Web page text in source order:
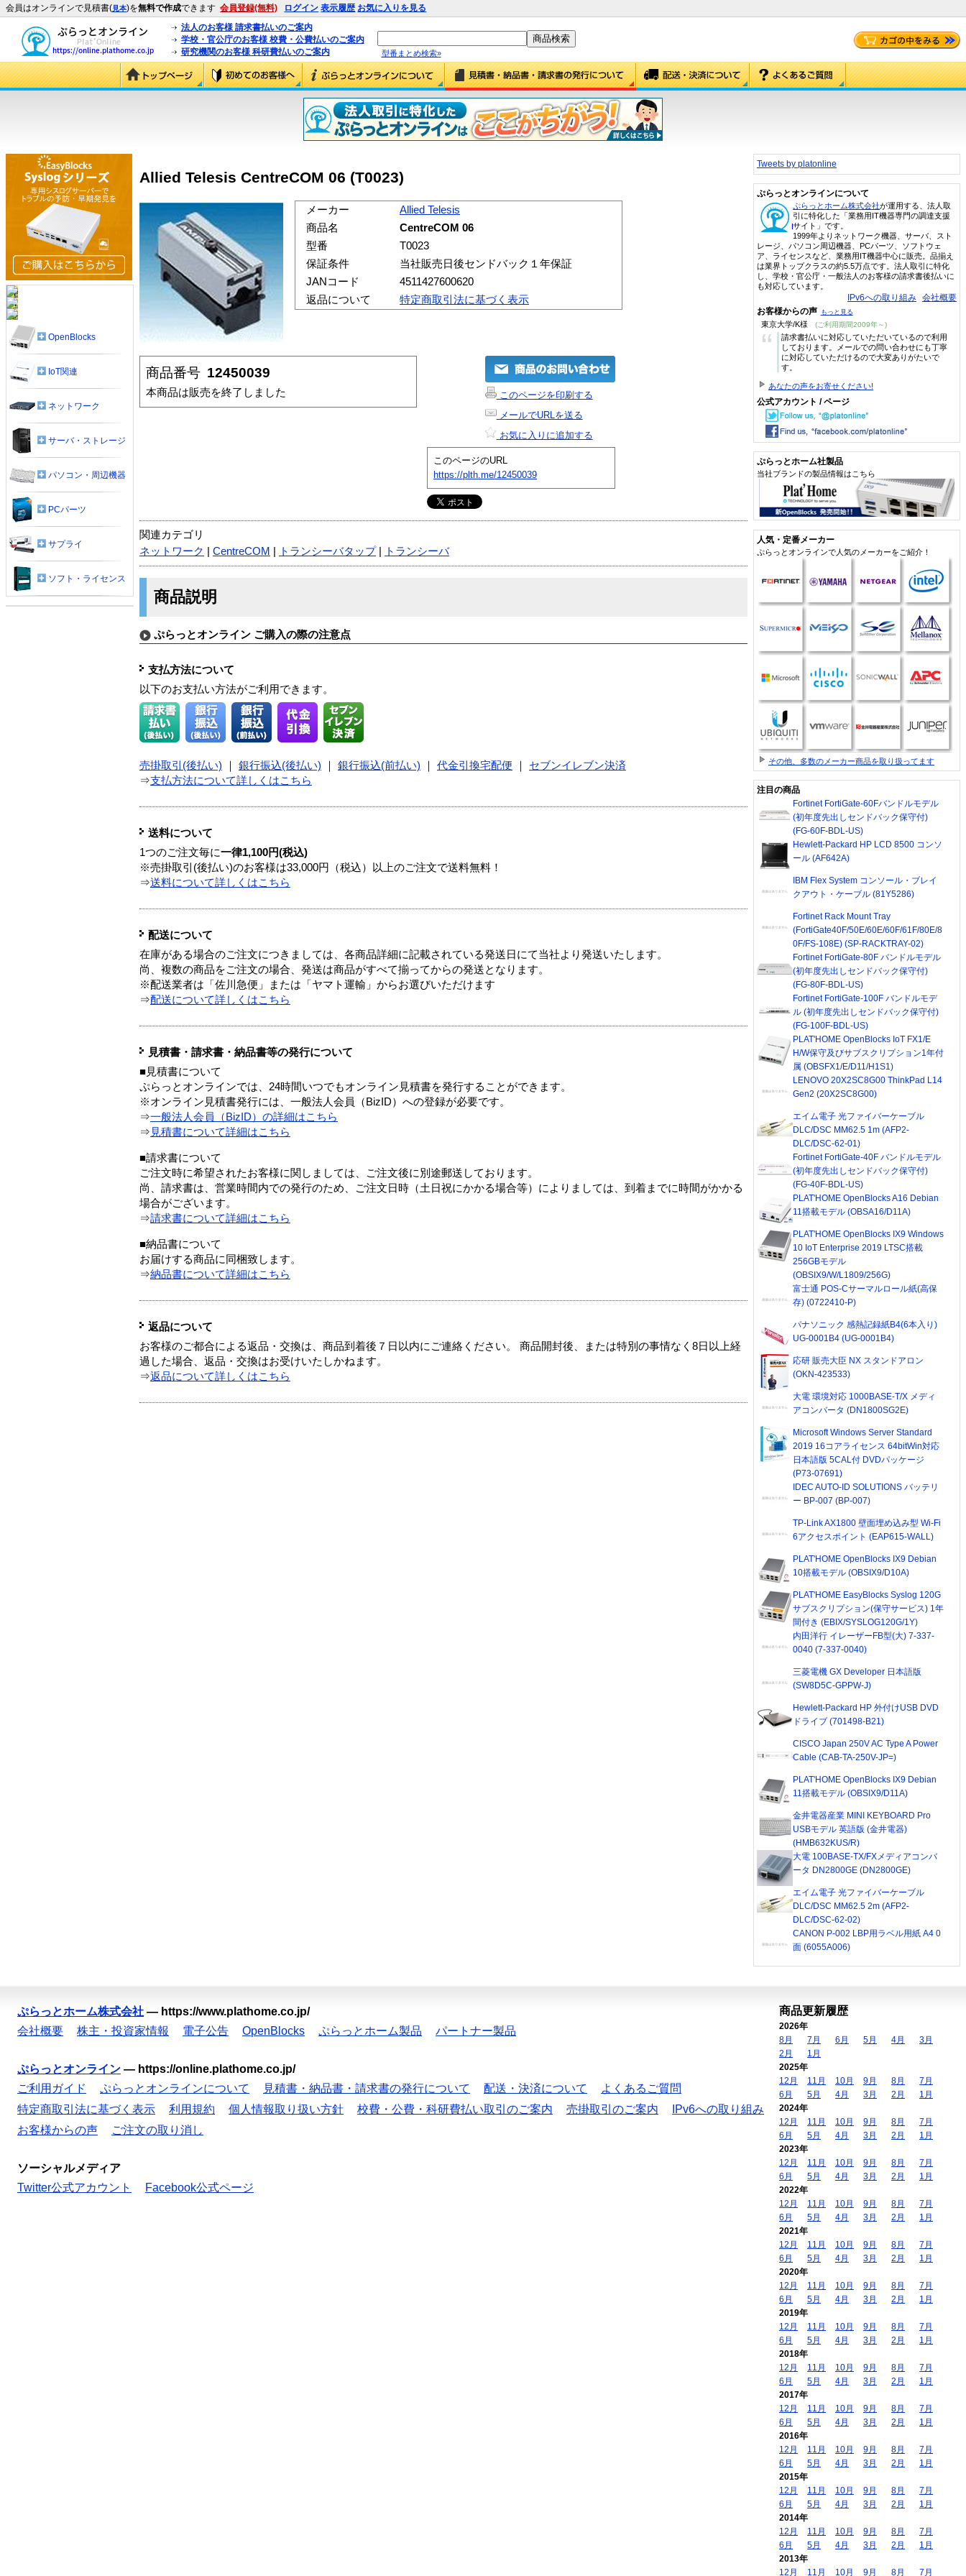
会員はオンラインで見積書(見本)を無料で作成できます 会員登録(無料) ログイン 表示履歴 お気に入りを見る
法人のお客様 請求書払いのご案内
学校・官公庁のお客様 校費・公費払いのご案内
研究機関のお客様 科研費払いのご案内
型番まとめ検索»
Allied Telesis CentreCOM 06 (T0023)
メーカー
Allied Telesis
商品名
CentreCOM 06
型番
T0023
保証条件
当社販売日後センドバック１年保証
JANコード
4511427600620
返品について
特定商取引法に基づく表示
商品番号 12450039
本商品は販売を終了しました
このページを印刷する
メールでURLを送る
お気に入りに追加する
このページのURL
https://plth.me/12450039
関連カテゴリ
ネットワーク
CentreCOM トランシーバタップ| トランシーバ
商品説明
ぷらっとオンライン ご購入の際の注意点
支払方法について
以下のお支払い方法がご利用できます。
売掛取引(後払い) 銀行振込(後払い) 銀行振込(前払い) 代金引換宅配便
セブンイレブン決済
⇒支払方法について詳しくはこちら
送料について
1つのご注文毎に一律1,100円(税込)
※売掛取引(後払い)のお客様は33,000円（税込）以上のご注文で送料無料！
⇒送料について詳しくはこちら
配送について
在庫がある場合のご注文につきましては、各商品詳細に記載されている発送日にて当社より発送いたします。
尚、複数の商品をご注文の場合、発送は商品がすべて揃ってからの発送となります。
※配送業者は「佐川急便」または「ヤマト運輸」からお選びいただけます
⇒配送について詳しくはこちら
見積書・請求書・納品書等の発行について
■見積書について
ぷらっとオンラインでは、24時間いつでもオンライン見積書を発行することができます。
※オンライン見積書発行には、一般法人会員（BizID）への登録が必要です。
⇒一般法人会員（BizID）の詳細はこちら
⇒ 見積書について詳細はこちら
■請求書について
ご注文時に希望されたお客様に関しましては、ご注文後に別途郵送しております。
尚、請求書は、営業時間内での発行のため、ご注文日時（土日祝にかかる場合等）によりましては、到着までに時間がかかる
場合がございます。
⇒請求書について詳細はこちら
■納品書について
お届けする商品に同梱致します。
⇒納品書について詳細はこちら
返品について
お客様のご都合による返品・交換は、商品到着後７日以内にご連絡ください。 商品開封後、または特別の事情なく8日以上経
過した場合、返品・交換はお受けいたしかねます。
⇒返品について詳しくはこちら
OpenBlocks
IoT関連
ネットワーク
サーバ・ストレージ
パソコン・周辺機器
PCパーツ
サプライ
ソフト・ライセンス
Tweets by platonline
ぷらっとオンラインについて
ぷらっとホーム株式会社が運用する、法人取
引に特化した「業務用IT機器専門の調達支援
サイト」です。
1999年よりネットワーク機器、サーバ、スト
レージ、パソコン周辺機器、PCパーツ、ソフトウェ
ア、ライセンスなど、業務用IT機器中心に販売。品揃え
は業界トップクラスの約5.5万点です。法人取引に特化
し、学校・官公庁・一般法人のお客様の請求書後払いに
も対応しています。
IPv6への取り組み 会社概要
お客様からの声 もっと見る
東京大学/K様 (ご利用期間2009年～)
“
請求書払いに対応していただいているので利用
しております。メールでの問い合わせにも丁寧
に対応していただけるので大変ありがたいで
す。
あなたの声をお寄せください!
公式アカウント / ページ
ぷらっとホーム社製品
当社ブランドの製品情報はこちら
人気・定番メーカー
ぷらっとオンラインで人気のメーカーをご紹介！
その他、多数のメーカー商品を取り扱ってます
注目の商品
Fortinet FortiGate-60Fバンドルモデル
(初年度先出しセンドバック保守付)
(FG-60F-BDL-US)
Hewlett-Packard HP LCD 8500 コンソ
ール (AF642A)
IBM Flex System コンソール・ブレイ
クアウト・ケーブル (81Y5286)
Fortinet Rack Mount Tray
(FortiGate40F/50E/60E/60F/61F/80E/8
0F/FS-108E) (SP-RACKTRAY-02)
Fortinet FortiGate-80F バンドルモデル
(初年度先出しセンドバック保守付)
(FG-80F-BDL-US)
Fortinet FortiGate-100F バンドルモデ
ル (初年度先出しセンドバック保守付)
(FG-100F-BDL-US)
PLAT'HOME OpenBlocks IoT FX1/E
H/W保守及びサブスクリプション1年付
属 (OBSFX1/E/D11/H1S1)
LENOVO 20X2SC8G00 ThinkPad L14
Gen2 (20X2SC8G00)
エイム電子 光ファイバーケーブル
DLC/DSC MM62.5 1m (AFP2-
DLC/DSC-62-01)
Fortinet FortiGate-40F バンドルモデル
(初年度先出しセンドバック保守付)
(FG-40F-BDL-US)
PLAT'HOME OpenBlocks A16 Debian
11搭載モデル (OBSA16/D11A)
PLAT'HOME OpenBlocks IX9 Windows
10 IoT Enterprise 2019 LTSC搭載
256GBモデル
(OBSIX9/W/L1809/256G)
富士通 POS-Cサーマルロール紙(高保
存) (0722410-P)
パナソニック 感熱記録紙B4(6本入り)
UG-0001B4 (UG-0001B4)
応研 販売大臣 NX スタンドアロン
(OKN-423533)
大電 環境対応 1000BASE-T/X メディ
アコンバータ (DN1800SG2E)
Microsoft Windows Server Standard
2019 16コアライセンス 64bitWin対応
日本語版 5CAL付 DVDパッケージ
(P73-07691)
IDEC AUTO-ID SOLUTIONS バッテリ
ー BP-007 (BP-007)
TP-Link AX1800 壁面埋め込み型 Wi-Fi
6アクセスポイント (EAP615-WALL)
PLAT'HOME OpenBlocks IX9 Debian
10搭載モデル (OBSIX9/D10A)
PLAT'HOME EasyBlocks Syslog 120G
サブスクリプション(保守サービス) 1年
間付き (EBIX/SYSLOG120G/1Y)
内田洋行 イレーザーFB型(大) 7-337-
0040 (7-337-0040)
三菱電機 GX Developer 日本語版
(SW8D5C-GPPW-J)
Hewlett-Packard HP 外付けUSB DVD
ドライブ (701498-B21)
CISCO Japan 250V AC Type A Power
Cable (CAB-TA-250V-JP=)
PLAT'HOME OpenBlocks IX9 Debian
11搭載モデル (OBSIX9/D11A)
金井電器産業 MINI KEYBOARD Pro
USBモデル 英語版 (金井電器)
(HMB632KUS/R)
大電 100BASE-TX/FXメディアコンバ
ータ DN2800GE (DN2800GE)
エイム電子 光ファイバーケーブル
DLC/DSC MM62.5 2m (AFP2-
DLC/DSC-62-02)
CANON P-002 LBP用ラベル用紙 A4 0
面 (6055A006)
ぷらっとホーム株式会社 — https://www.plathome.co.jp/
会社概要
株主・投資家情報 電子公告 OpenBlocks ぷらっとホーム製品 パートナー製品
ぷらっとオンライン — https://online.plathome.co.jp/
ご利用ガイド
ぷらっとオンラインについて 見積書・納品書・請求書の発行について 配送・決済について
よくあるご質問
特定商取引法に基づく表示
利用規約 個人情報取り扱い方針 校費・公費・科研費払い取引のご案内 売掛取引のご案内
IPv6への取り組み
お客様からの声
ご注文の取り消し
ソーシャルメディア
Twitter公式アカウント
Facebook公式ページ
商品更新履歴
2026年
8月
7月 6月 5月 4月
3月
2月
1月
2025年
12月
11月 10月 9月 8月
7月
6月
5月 4月 3月 2月
1月
2024年
12月
11月 10月 9月 8月
7月
6月
5月 4月 3月 2月
1月
2023年
12月
11月 10月 9月 8月
7月
6月
5月 4月 3月 2月
1月
2022年
12月
11月 10月 9月 8月
7月
6月
5月 4月 3月 2月
1月
2021年
12月
11月 10月 9月 8月
7月
6月
5月 4月 3月 2月
1月
2020年
12月
11月 10月 9月 8月
7月
6月
5月 4月 3月 2月
1月
2019年
12月
11月 10月 9月 8月
7月
6月
5月 4月 3月 2月
1月
2018年
12月
11月 10月 9月 8月
7月
6月
5月 4月 3月 2月
1月
2017年
12月
11月 10月 9月 8月
7月
6月
5月 4月 3月 2月
1月
2016年
12月
11月 10月 9月 8月
7月
6月
5月 4月 3月 2月
1月
2015年
12月
11月 10月 9月 8月
7月
6月
5月 4月 3月 2月
1月
2014年
12月
11月 10月 9月 8月
7月
6月
5月 4月 3月 2月
1月
2013年
12月
11月 10月 9月 8月 7月